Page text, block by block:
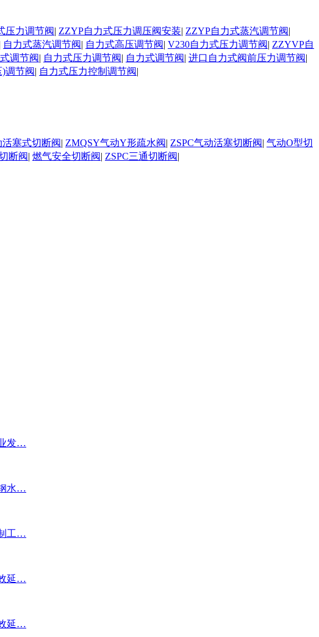
压力调节阀| ZZYP自力式压力调压阀安装| ZZYP自力式蒸汽调节阀|
自力式蒸汽调节阀| 自力式高压调节阀| V230自力式压力调节阀| ZZYVP自
调节阀| 自力式压力调节阀| 自力式调节阀| 进口自力式阀前压力调节阀|
调节阀| 自力式压力控制调节阀|
活塞式切断阀| ZMQSY气动Y形疏水阀| ZSPC气动活塞切断阀| 气动O型切
断阀| 燃气安全切断阀| ZSPC三通切断阀|
发…
水…
工…
延…
延…